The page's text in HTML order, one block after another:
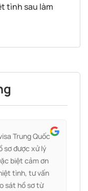
tình sau làm
Trung Quốc
sơ được xử lý
biệt cảm ơn
tình, tư vấn
sát hồ sơ từ